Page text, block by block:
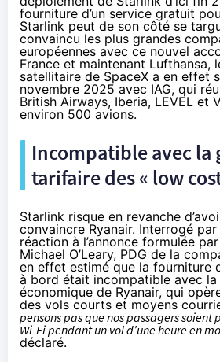
fourniture d’un service gratuit
Starlink peut de son côté se
convaincu les plus grandes
européennes avec ce nouvel
France et maintenant Lufthansa,
satellitaire de SpaceX a en effet
novembre 2025 avec IAG, qui
British Airways, Iberia, LEVEL et
environ 500 avions.
Incompatible avec la
tarifaire des « low
Starlink risque en revanche
convaincre Ryanair. Interrogé par
réaction à l’annonce formulée
Michael O’Leary, PDG de la
en effet estimé que la fourniture
à bord était incompatible avec
économique de Ryanair, qui
des vols courts et moyens
pensons pas que nos passagers soient
Wi-Fi pendant un vol d’une heure en
déclaré.